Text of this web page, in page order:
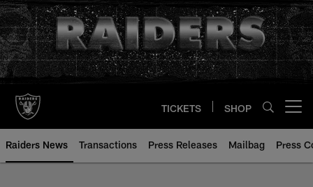
Skip
to
main
content
TICKETS SHOP
Raiders News Transactions Press Releases Mailbag Press